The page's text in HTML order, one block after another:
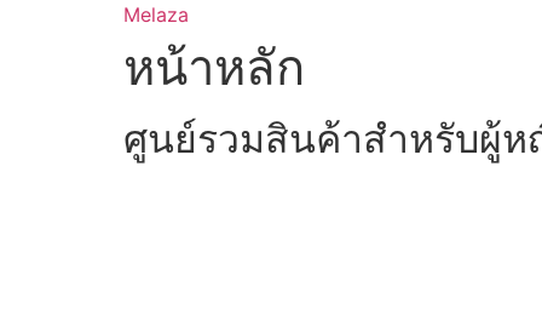
Melaza
หน้าหลัก
ศูนย์รวมสินค้าสำหรับผู้ห